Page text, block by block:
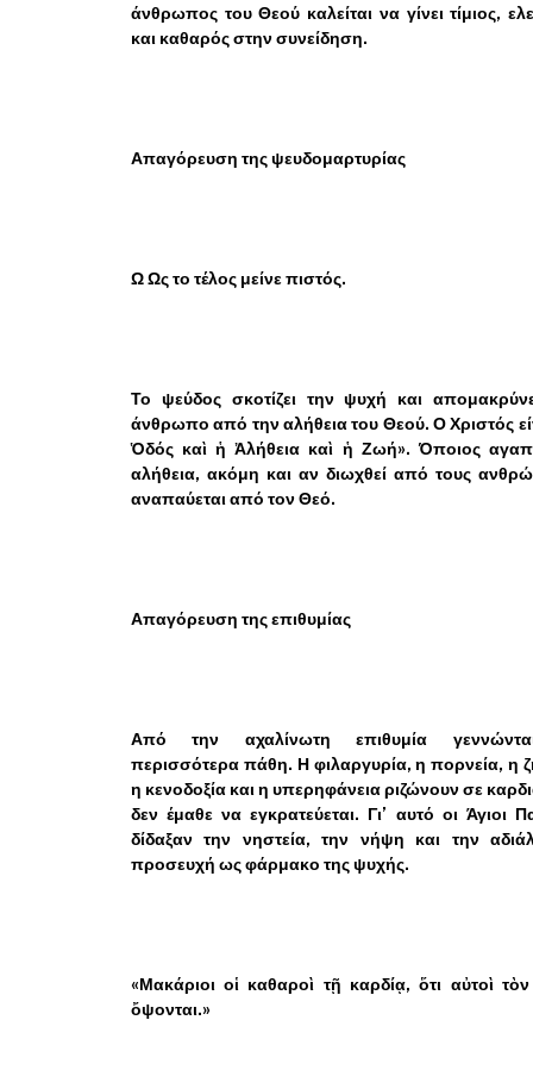
άνθρωπος του Θεού καλείται να γίνει τίμιος,
και καθαρός στην συνείδηση.
Απαγόρευση της ψευδομαρτυρίας
Ω Ως το τέλος μείνε πιστός.
Το ψεύδος σκοτίζει την ψυχή και
άνθρωπο από την αλήθεια του Θεού. Ο Χριστός
Ὁδός καὶ ἡ Ἀλήθεια καὶ ἡ Ζωή». Όποιος
αλήθεια, ακόμη και αν διωχθεί από τους
αναπαύεται από τον Θεό.
Απαγόρευση της επιθυμίας
Από την αχαλίνωτη επιθυμία
περισσότερα πάθη. Η φιλαργυρία, η πορνεία, η
η κενοδοξία και η υπερηφάνεια ριζώνουν σε
δεν έμαθε να εγκρατεύεται. Γι’ αυτό οι Άγιοι
δίδαξαν την νηστεία, την νήψη και την
προσευχή ως φάρμακο της ψυχής.
«Μακάριοι οἱ καθαροὶ τῇ καρδίᾳ, ὅτι αὐτοὶ
ὄψονται.»